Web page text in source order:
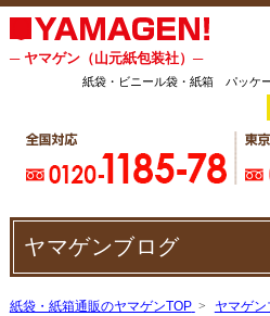
─ ヤマゲン（山元紙包装社）─
紙袋・ビニール袋・紙箱 パッケ
ヤマゲンブログ
紙袋・紙箱通販のヤマゲンTOP ヤマゲン